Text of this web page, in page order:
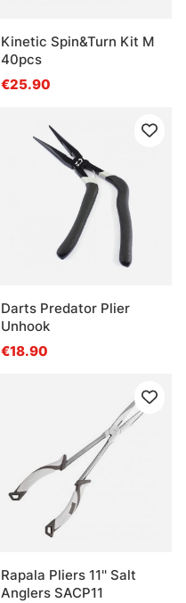
Kinetic Spin&Turn Kit M
40pcs
€25.90
Darts Predator Plier
Unhook
€18.90
Rapala Pliers 11'' Salt
Anglers SACP11